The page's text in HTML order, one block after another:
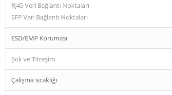
RJ45 Veri Bağlantı Noktaları
SFP Veri Bağlantı Noktaları
ESD/EMP Koruması
Şok ve Titreşim
Çalışma sıcaklığı